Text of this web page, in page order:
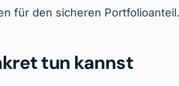
für den sicheren Portfolioanteil.
tun kannst